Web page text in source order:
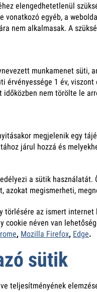
elengedhetetlenül
egyéb, a
nem alkalmasak. A
munkamenet süti,
1 év,
nem törölte le
megjelenik egy
járul hozzá és
a sütik
azokat megismerheti,
az ismert
cookie néven van
, Mozilla Firefox, Edge.
sütik
teljesítményének